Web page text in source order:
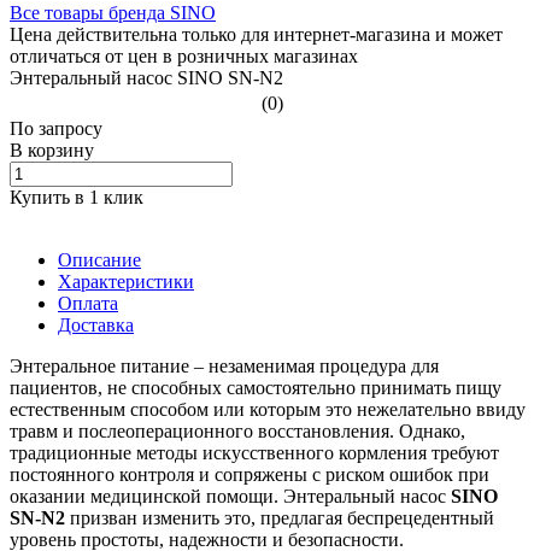
Все товары бренда SINO
Цена действительна только для интернет-магазина и может
отличаться от цен в розничных магазинах
Энтеральный насос SINO SN-N2
(0)
По запросу
В корзину
Купить в 1 клик
Описание
Характеристики
Оплата
Доставка
Энтеральное питание – незаменимая процедура для
пациентов, не способных самостоятельно принимать пищу
естественным способом или которым это нежелательно ввиду
травм и послеоперационного восстановления. Однако,
традиционные методы искусственного кормления требуют
постоянного контроля и сопряжены с риском ошибок при
оказании медицинской помощи. Энтеральный насос SINO
SN-N2 призван изменить это, предлагая беспрецедентный
уровень простоты, надежности и безопасности.